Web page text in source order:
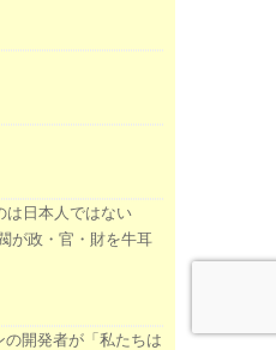
は日本人ではない
が政・官・財を牛耳
開発者が「私たちは